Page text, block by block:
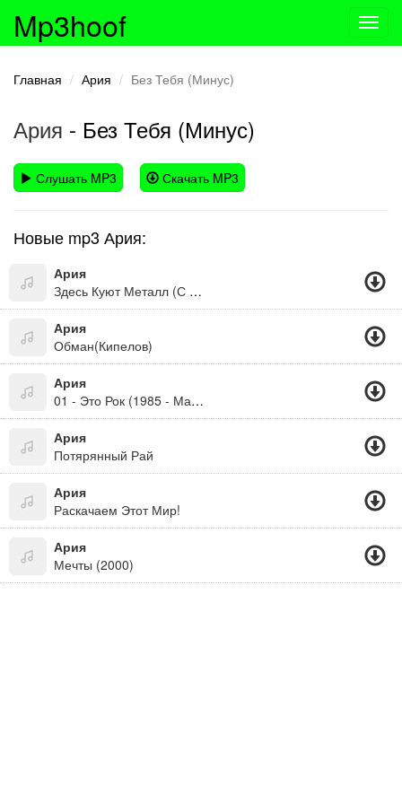
Mp3hoof
Главная Ария Без Тебя (Минус)
Ария - Без Тебя (Минус)
Слушать MP3 Скачать MP3
Новые mp3 Ария:
Ария
Здесь Куют Металл (С Кем Ты)
Ария
Обман(Кипелов)
Ария
01 - Это Рок (1985 - Мания Величия)
Ария
Потярянный Рай
Ария
Раскачаем Этот Мир!
Ария
Мечты (2000)